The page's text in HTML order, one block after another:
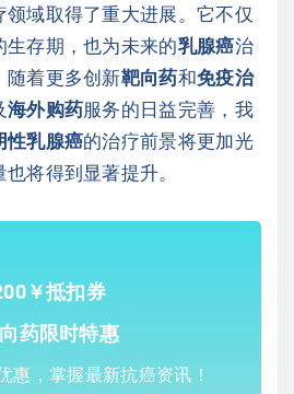
领域取得了重大进展。它不仅
存期，也为未来的乳腺癌治
随着更多创新靶向药和免疫治
海外购药服务的日益完善，我
性乳腺癌的治疗前景将更加光
将得到显著提升。
￥抵扣券
药限时特惠
惠，掌握最新抗癌资讯！